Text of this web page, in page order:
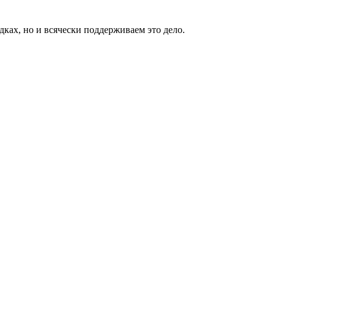
но и всячески поддерживаем это дело.